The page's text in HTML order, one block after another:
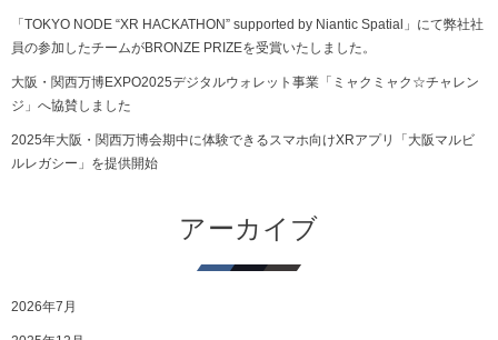
「TOKYO NODE “XR HACKATHON” supported by Niantic Spatial」にて弊社社
員の参加したチームがBRONZE PRIZEを受賞いたしました。
大阪・関西万博EXPO2025デジタルウォレット事業「ミャクミャク☆チャレン
ジ」へ協賛しました
2025年大阪・関西万博会期中に体験できるスマホ向けXRアプリ「大阪マルビ
ルレガシー」を提供開始
アーカイブ
2026年7月